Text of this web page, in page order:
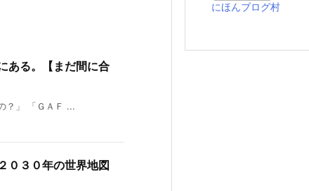
ある。【まだ間に合
？」 「ＧＡＦ ...
０３０年の世界地図
にほんブログ村